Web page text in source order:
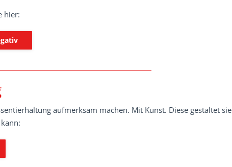
hier:
aufmerksam machen. Mit Kunst. Diese gestaltet sie